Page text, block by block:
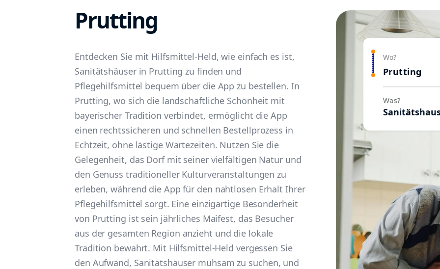
Prutting
Entdecken Sie mit Hilfsmittel-Held, wie einfach es ist,
Sanitätshäuser in Prutting zu finden und
Pflegehilfsmittel bequem über die App zu bestellen. In
Prutting, wo sich die landschaftliche Schönheit mit
bayerischer Tradition verbindet, ermöglicht die App
einen rechtssicheren und schnellen Bestellprozess in
Echtzeit, ohne lästige Wartezeiten. Nutzen Sie die
Gelegenheit, das Dorf mit seiner vielfältigen Natur und
den Genuss traditioneller Kulturveranstaltungen zu
erleben, während die App für den nahtlosen Erhalt Ihrer
Pflegehilfsmittel sorgt. Eine einzigartige Besonderheit
von Prutting ist sein jährliches Maifest, das Besucher
aus der gesamten Region anzieht und die lokale
Tradition bewahrt. Mit Hilfsmittel-Held vergessen Sie
den Aufwand, Sanitätshäuser mühsam zu suchen, und
Wo?
Prutting
Was?